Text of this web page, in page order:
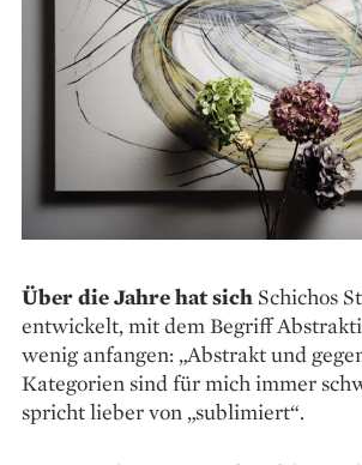
Über die Jahre hat sich Schichos
entwickelt, mit dem Begriff
wenig anfangen: „Abstrakt und
Kategorien sind für mich immer
spricht lieber von „sublimiert“.